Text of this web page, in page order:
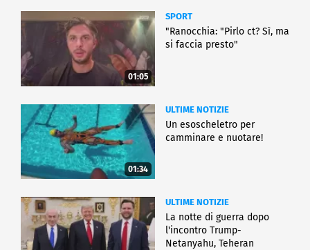
01:05
SPORT
"Ranocchia: "Pirlo ct? Sì, ma
si faccia presto"
01:34
ULTIME NOTIZIE
Un esoscheletro per
camminare e nuotare!
ULTIME NOTIZIE
La notte di guerra dopo
l'incontro Trump-
Netanyahu, Teheran